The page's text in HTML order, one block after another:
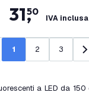
31,
50
IVA inclusa
1 2 3
a LED da